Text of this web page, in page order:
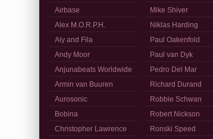
Airbase
Alex M.O.R.P.H.
Aly and Fila
Andy Moor
Anjunabeats Worldwide
Armin van Buuren
Aurosonic
Bobina
Christopher Lawrence
Mike Shiver
Niklas Harding
Paul Oakenfold
Paul van Dyk
Pedro Del Mar
Richard Durand
Robbie Schwan
Robert Nickson
Ronski Speed